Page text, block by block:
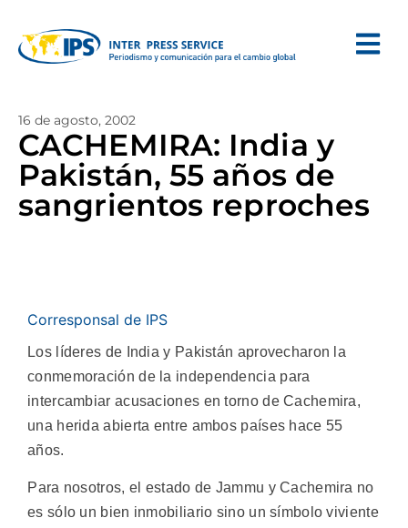
16 de agosto, 2002
CACHEMIRA: India y
Pakistán, 55 años de
sangrientos reproches
Corresponsal de IPS
Los líderes de India y Pakistán aprovecharon la
conmemoración de la independencia para
intercambiar acusaciones en torno de Cachemira,
una herida abierta entre ambos países hace 55
años.
Para nosotros, el estado de Jammu y Cachemira no
es sólo un bien inmobiliario sino un símbolo viviente